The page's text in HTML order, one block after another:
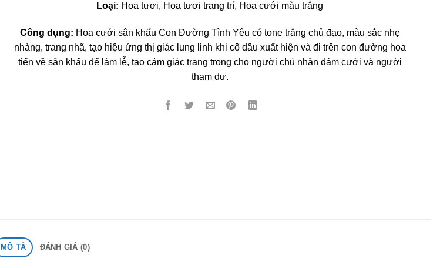
Loại: Hoa tươi, Hoa tươi trang trí, Hoa cưới màu trắng
Công dụng: Hoa cưới sân khấu Con Đường Tình Yêu có tone trắng chủ đạo, màu sắc nhẹ
nhàng, trang nhã, tạo hiệu ứng thị giác lung linh khi cô dâu xuất hiện và đi trên con đường hoa
tiến về sân khấu để làm lễ, tạo cảm giác trang trọng cho người chủ nhân đám cưới và người
tham dự.
MÔ TẢ ĐÁNH GIÁ (0)